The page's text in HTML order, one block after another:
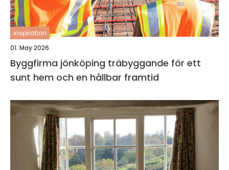
inspiration
01. May 2026
Byggfirma jönköping träbyggande för ett
sunt hem och en hållbar framtid